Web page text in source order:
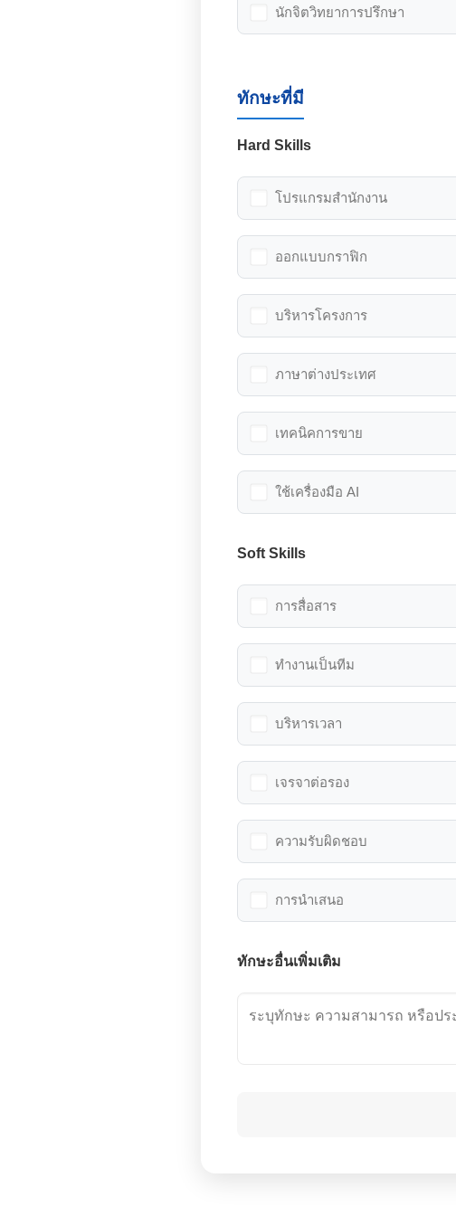
นักจิตวิทยาการปรึกษา
ทักษะที่มี
Hard Skills
โปรแกรมสำนักงาน
ออกแบบกราฟิก
บริหารโครงการ
ภาษาต่างประเทศ
เทคนิคการขาย
ใช้เครื่องมือ AI
Soft Skills
การสื่อสาร
ทำงานเป็นทีม
บริหารเวลา
เจรจาต่อรอง
ความรับผิดชอบ
การนำเสนอ
ทักษะอื่นเพิ่มเติม